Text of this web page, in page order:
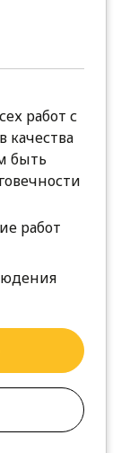
работ с
качества
быть
работ